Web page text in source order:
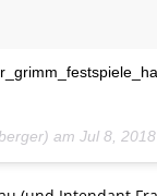
am Jul 8,